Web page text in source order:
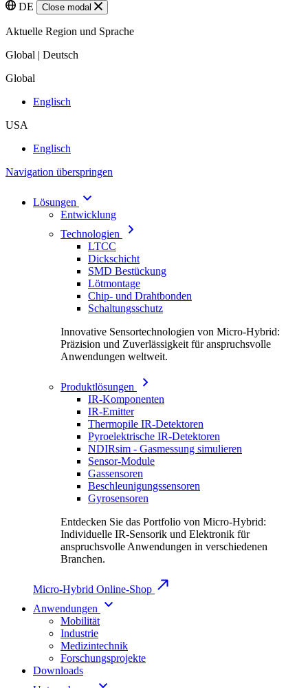
DE Close modal
Aktuelle Region und Sprache
Global | Deutsch
Global
Englisch
USA
Englisch
Navigation überspringen
Lösungen
Entwicklung
Technologien
LTCC
Dickschicht
SMD Bestückung
Lötmontage
Chip- und Drahtbonden
Schaltungsschutz
Innovative Sensortechnologien von Micro-Hybrid:
Präzision und Zuverlässigkeit für anspruchsvolle
Anwendungen weltweit.
Produktlösungen
IR-Komponenten
IR-Emitter
Thermopile IR-Detektoren
Pyroelektrische IR-Detektoren
NDIRsim - Gasmessung simulieren
Sensor-Module
Gassensoren
Beschleunigungssensoren
Gyrosensoren
Entdecken Sie das Portfolio von Micro-Hybrid:
Individuelle IR-Sensorik und Elektronik für
anspruchsvolle Anwendungen in verschiedenen
Branchen.
Micro-Hybrid Online-Shop
Anwendungen
Mobilität
Industrie
Medizintechnik
Forschungsprojekte
Downloads